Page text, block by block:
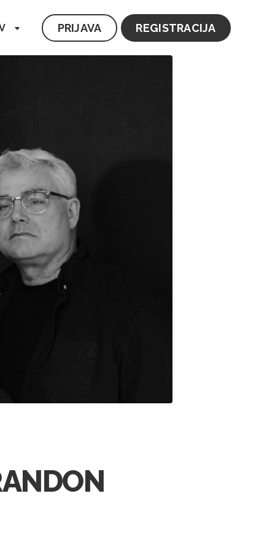
PRIJAVA REGISTRACIJA